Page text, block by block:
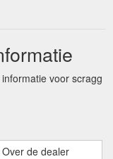
voor scragg
Over de dealer